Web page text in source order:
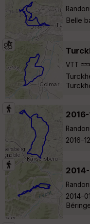
Belle
VTT
2016-
2014-